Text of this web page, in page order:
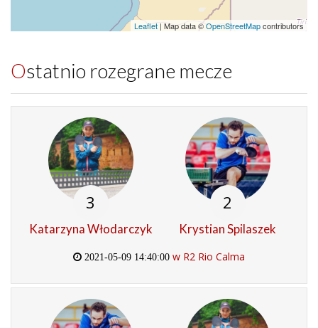
Leaflet | Map data ©OpenStreetMapcontributors
Ostatnio rozegrane mecze
3
Katarzyna Włodarczyk
2
Krystian Spilaszek
2021-05-09 14:40:00 w R2 Rio Calma